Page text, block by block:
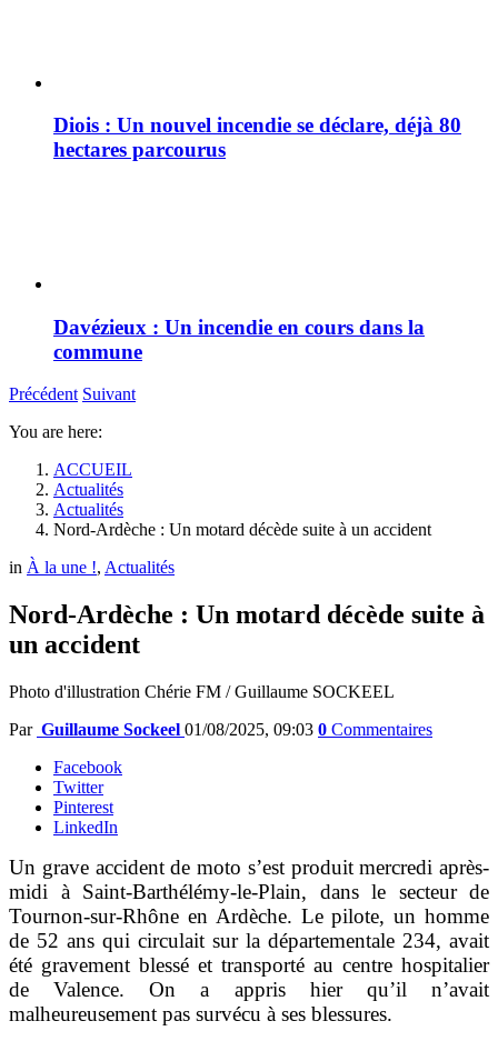
Diois : Un nouvel incendie se déclare, déjà 80
hectares parcourus
Davézieux : Un incendie en cours dans la
commune
Précédent Suivant
You are here:
ACCUEIL
Actualités
Actualités
Nord-Ardèche : Un motard décède suite à un accident
in À la une !, Actualités
Nord-Ardèche : Un motard décède suite à
un accident
Photo d'illustration Chérie FM / Guillaume SOCKEEL
Par Guillaume Sockeel 01/08/2025, 09:03 0 Commentaires
Facebook
Twitter
Pinterest
LinkedIn
Un grave accident de moto s’est produit mercredi après-
midi à Saint-Barthélémy-le-Plain, dans le secteur de
Tournon-sur-Rhône en Ardèche. Le pilote, un homme
de 52 ans qui circulait sur la départementale 234, avait
été gravement blessé et transporté au centre hospitalier
de Valence. On a appris hier qu’il n’avait
malheureusement pas survécu à ses blessures.